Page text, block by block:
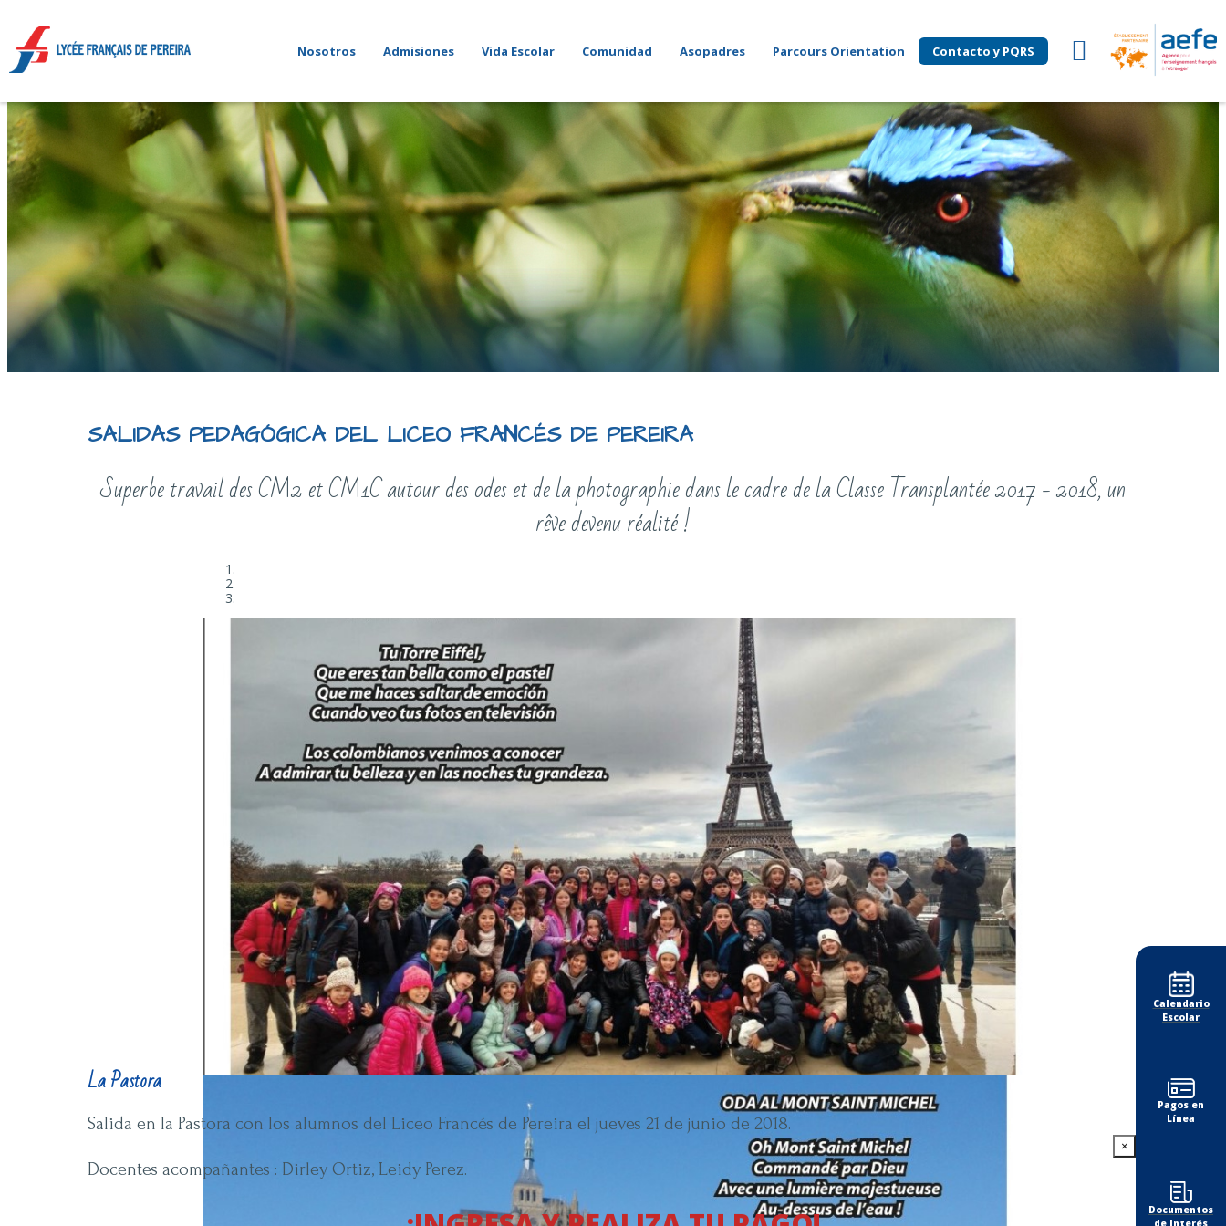
Nosotros Admisiones Vida Escolar Comunidad Asopadres Parcours Orientation Contacto y PQRS
SALIDAS PEDAGÓGICA DEL LICEO FRANCÉS DE PEREIRA
Superbe travail des CM2 et CM1C autour des odes et de la photographie dans le cadre de la Classe Transplantée 2017 - 2018, un
rêve devenu réalité !
La Pastora
Salida en la Pastora con los alumnos del Liceo Francés de Pereira el jueves 21 de junio de 2018.
Docentes acompañantes : Dirley Ortiz, Leidy Perez.
Calendario
Escolar
Pagos en
Línea
Documentos
de Interés
×